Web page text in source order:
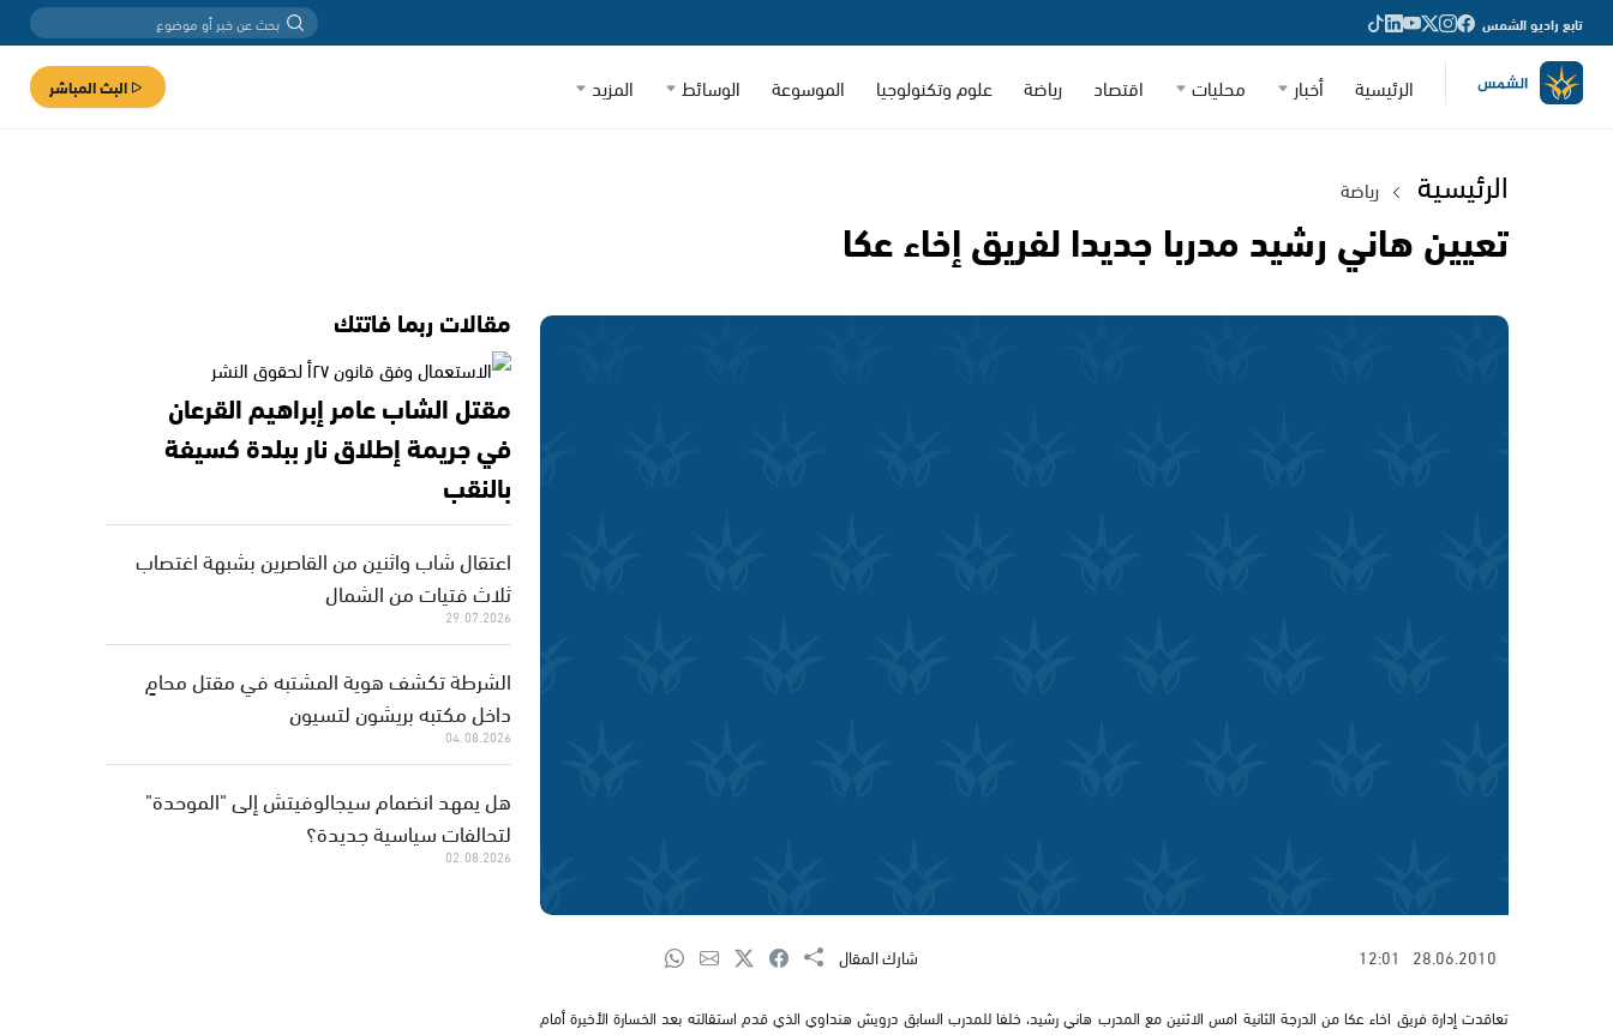
تابع راديو الشمس
الرئيسية أخبار محليات اقتصاد رياضة علوم وتكنولوجيا الموسوعة الوسائط المزيد البث المباشر
الرئيسية رياضة
تعيين هاني رشيد مدربا جديدا لفريق إخاء عكا
28.06.2010
12:01 شارك المقال
تعاقدت إدارة فريق اخاء عكا من الدرجة الثانية امس الاثنين مع المدرب هاني رشيد، خلفا للمدرب السابق درويش هنداوي الذي قدم استقالته بعد الخسارة الأخيرة أمام
مقالات ربما فاتتك
مقتل الشاب عامر إبراهيم القرعان
في جريمة إطلاق نار ببلدة كسيفة
بالنقب
اعتقال شاب واثنين من القاصرين بشبهة اغتصاب
ثلاث فتيات من الشمال
29.07.2026
الشرطة تكشف هوية المشتبه في مقتل محامٍ
داخل مكتبه بريشون لتسيون
04.08.2026
هل يمهد انضمام سيجالوفيتش إلى "الموحدة"
لتحالفات سياسية جديدة؟
02.08.2026